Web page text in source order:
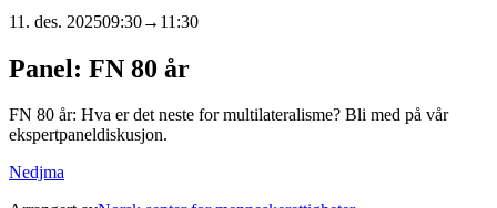
11. des. 202509:30→ 11:30
Panel: FN 80 år
FN 80 år: Hva er det neste for multilateralisme? Bli med på vår
ekspertpaneldiskusjon.
Nedjma